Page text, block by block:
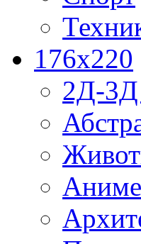
176x220
2Д-3Д
Аниме